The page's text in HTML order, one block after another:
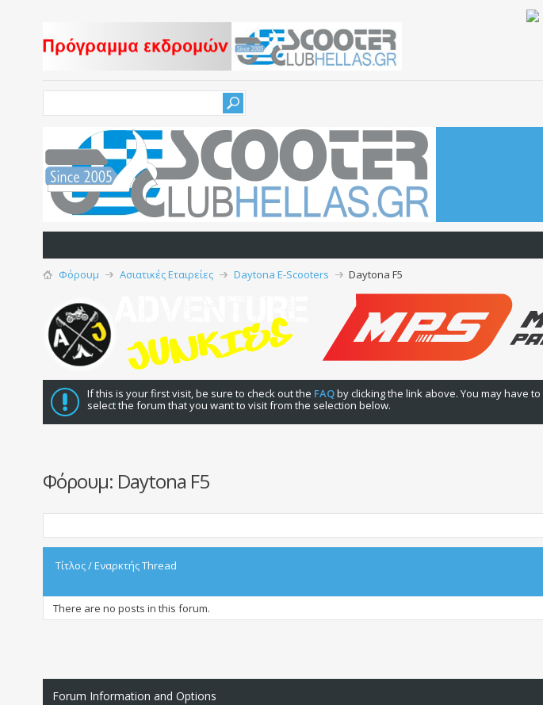
Φόρουμ Ασιατικές Εταιρείες Daytona E-Scooters Daytona F5
If this is your first visit, be sure to check out the FAQby clicking the link above. You may have to
select the forum that you want to visit from the selection below.
Φόρουμ: Daytona F5
Τίτλος/Εναρκτής Thread
There are no posts in this forum.
Forum Information and Options